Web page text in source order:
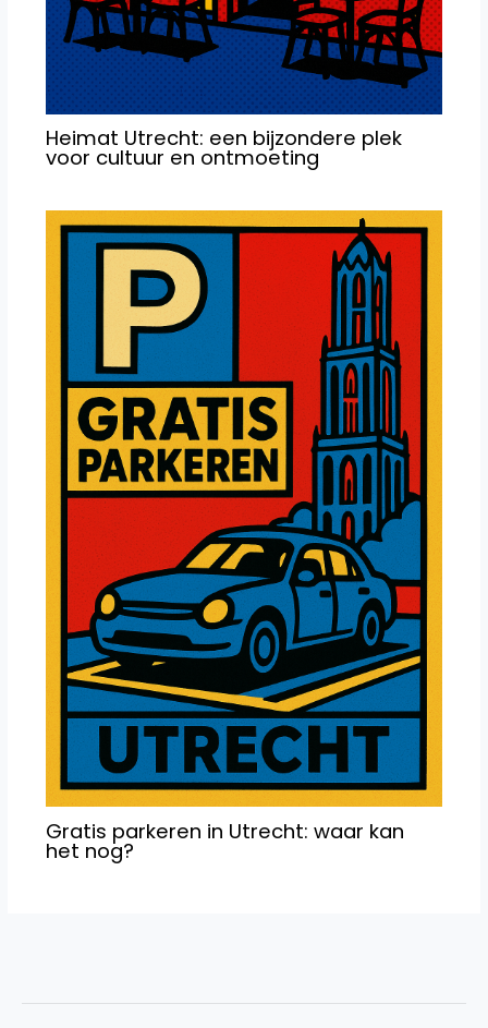
Heimat Utrecht: een bijzondere plek
voor cultuur en ontmoeting
Gratis parkeren in Utrecht: waar kan
het nog?